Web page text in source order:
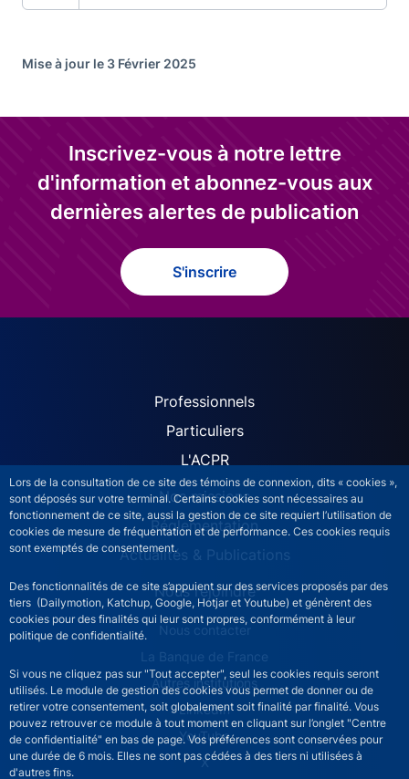
Lors de la consultation de ce site des témoins de connexion, dits « cookies »,
sont déposés sur votre terminal. Certains cookies sont nécessaires au
fonctionnement de ce site, aussi la gestion de ce site requiert l’utilisation de
cookies de mesure de fréquentation et de performance. Ces cookies requis
sont exemptés de consentement.
Des fonctionnalités de ce site s’appuient sur des services proposés par des
tiers (Dailymotion, Katchup, Google, Hotjar et Youtube) et génèrent des
cookies pour des finalités qui leur sont propres, conformément à leur
politique de confidentialité.
Si vous ne cliquez pas sur "Tout accepter", seul les cookies requis seront
utilisés. Le module de gestion des cookies vous permet de donner ou de
retirer votre consentement, soit globalement soit finalité par finalité. Vous
pouvez retrouver ce module à tout moment en cliquant sur l’onglet "Centre
de confidentialité" en bas de page. Vos préférences sont conservées pour
une durée de 6 mois. Elles ne sont pas cédées à des tiers ni utilisées à
d'autres fins.
Mise à jour le 3 Février 2025
Inscrivez-vous à notre lettre
d'information et abonnez-vous aux
dernières alertes de publication
S'inscrire
ACPR site navigation
Professionnels
Particuliers
L'ACPR
Nos missions
Réglementation
Actualités & Publications
Nous rejoindre
ACPR footer secondary menu (French)
Nous contacter
La Banque de France
Autres institutions
LinkedIn
YouTube
X